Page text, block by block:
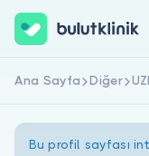
Hemen
Ana Sayfa Diğer
Bu profil sayfası